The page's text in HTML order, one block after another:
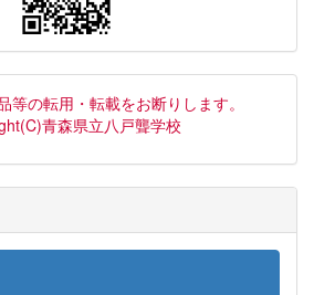
等の転用・転載をお断りします。
青森県立八戸聾学校